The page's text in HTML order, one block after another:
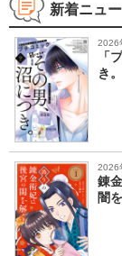
新着ニュ
2026
「
き
2026
錬
闇